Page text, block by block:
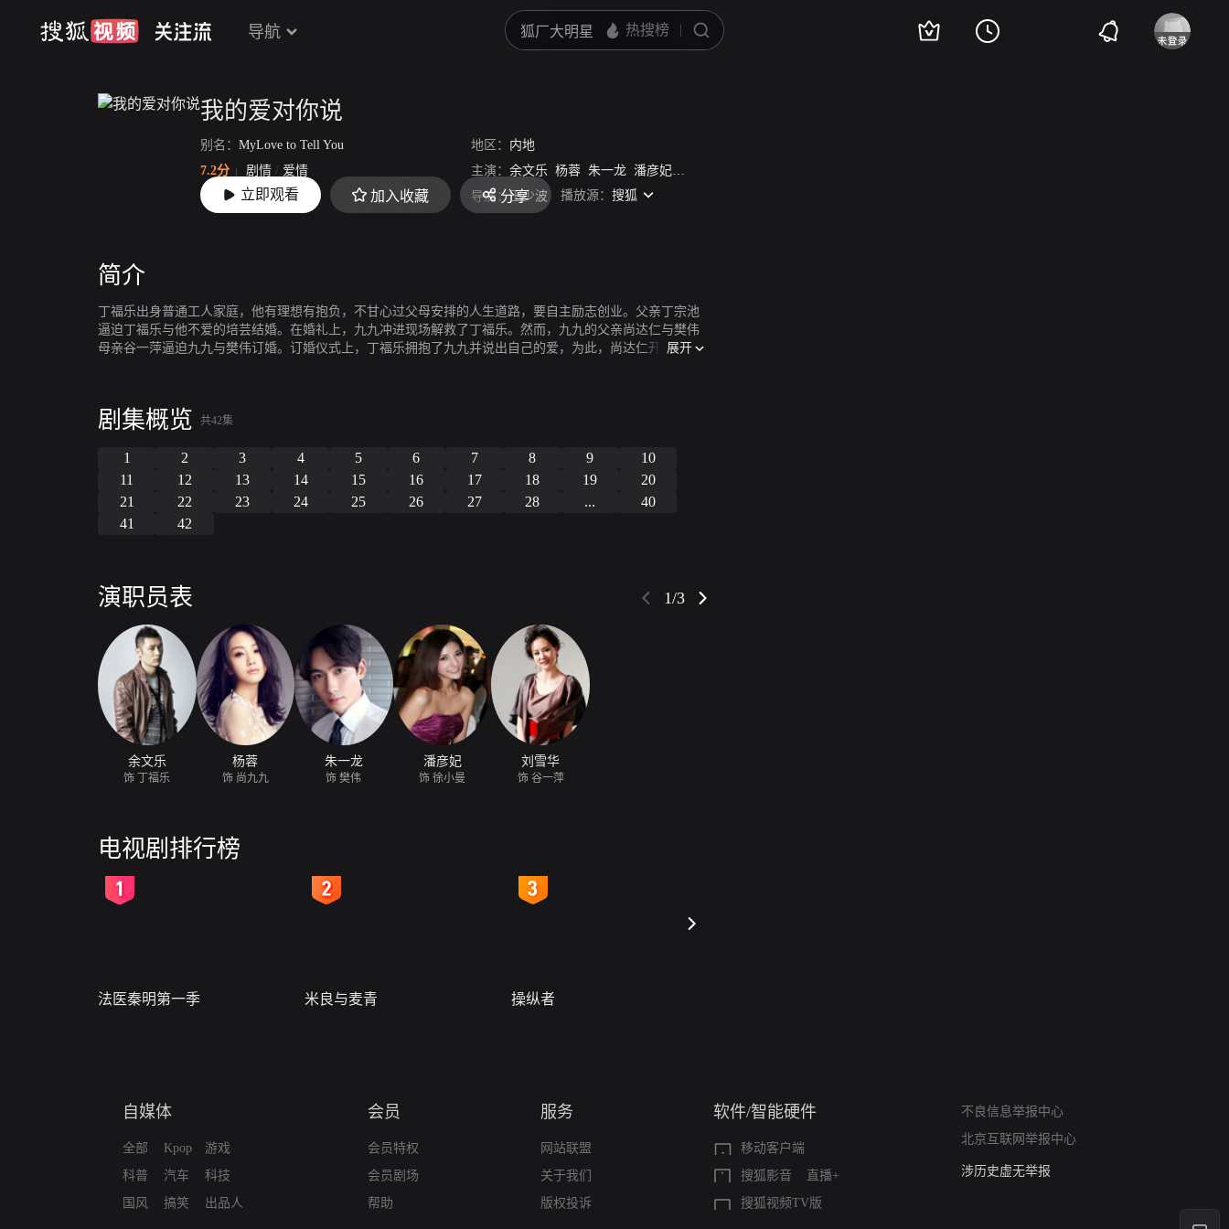
导航
我的爱对你说
别名： MyLove to Tell You 地区： 内地
7.2分
剧情 / 爱情 主演： 余文乐 杨蓉 朱一龙 潘彦妃 刘雪华
上映： 2016-07-14 导演：田少波
立即观看 加入收藏 分享 播放源： 搜狐
简介
丁福乐出身普通工人家庭，他有理想有抱负，不甘心过父母安排的人生道路，要自主励志创业。父亲丁宗池
逼迫丁福乐与他不爱的培芸结婚。在婚礼上，九九冲进现场解救了丁福乐。然而，九九的父亲尚达仁与樊伟
母亲谷一萍逼迫九九与樊伟订婚。订婚仪式上，丁福乐拥抱了九九并说出自己的爱，为此，尚达仁开除了丁
展开
剧集概览 共42集
1 2 3 4 5 6 7 8 9
10
11
12 13 14 15 16 17 18 19
20
21
22 23 24 25 26 27 28 ...
40
41
42
演职员表 1/3
余文乐
饰 丁福乐
杨蓉
饰 尚九九
朱一龙
饰 樊伟
潘彦妃
饰 徐小曼
刘雪华
饰 谷一萍
电视剧排行榜
法医秦明第一季 米良与麦青 操纵者
自媒体
全部
科普
国风
Kpop
汽车
搞笑
游戏
科技
出品人
会员
会员特权
会员剧场
帮助
服务
网站联盟
关于我们
版权投诉
软件/智能硬件
移动客户端
搜狐影音
直播+
搜狐视频TV版
不良信息举报中心
北京互联网举报中心
亚运会举报专区
涉历史虚无举报